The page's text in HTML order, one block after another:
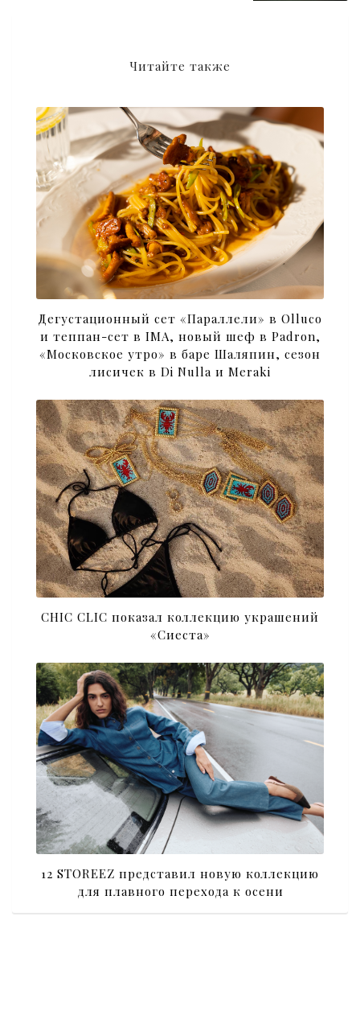
Читайте также
Дегустационный сет «Параллели» в Olluco
и теппан-сет в IMA, новый шеф в Padron,
«Московское утро» в баре Шаляпин, сезон
лисичек в Di Nulla и Meraki
CHIC CLIC показал коллекцию украшений
«Сиеста»
12 STOREEZ представил новую коллекцию
для плавного перехода к осени